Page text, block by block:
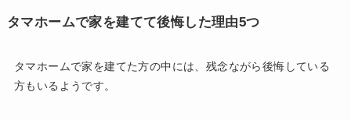
タマホームで家を建てて後悔した理由5つ
タマホームで家を建てた方の中には、残念ながら後悔している
方もいるようです。